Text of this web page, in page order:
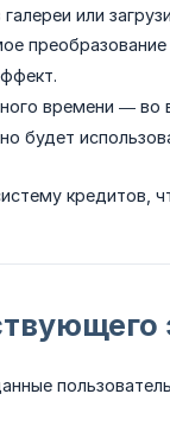
или
времени —
будет
кредитов,